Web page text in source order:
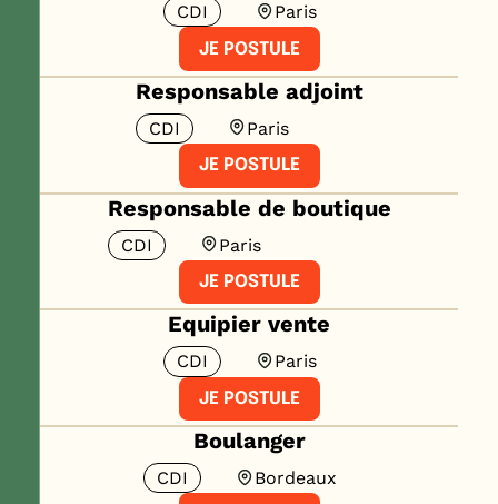
CDI Paris
JE POSTULE
Responsable adjoint
CDI Paris
JE POSTULE
Responsable de boutique
CDI Paris
JE POSTULE
Equipier vente
CDI Paris
JE POSTULE
Boulanger
CDI Bordeaux